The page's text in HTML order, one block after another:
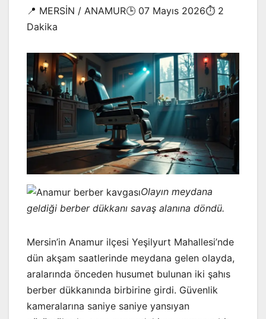
📍 MERSİN / ANAMUR🕒 07 Mayıs 2026⏱️ 2
Dakika
Olayın meydana
geldiği berber dükkanı savaş alanına döndü.
Mersin’in Anamur ilçesi Yeşilyurt Mahallesi’nde
dün akşam saatlerinde meydana gelen olayda,
aralarında önceden husumet bulunan iki şahıs
berber dükkanında birbirine girdi. Güvenlik
kameralarına saniye saniye yansıyan